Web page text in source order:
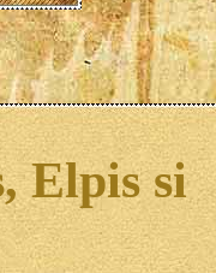
Elpis si